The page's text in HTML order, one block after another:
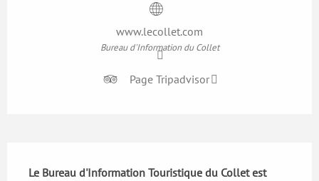
www.lecollet.com
Bureau d'Information du Collet
Page Tripadvisor
Le Bureau d'Information Touristique du Collet est